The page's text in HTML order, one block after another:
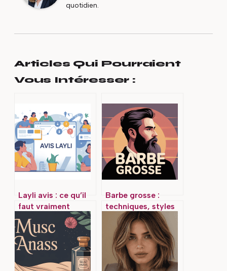
quotidien.
Articles Qui Pourraient
Vous Intéresser :
Layli avis : ce qu’il
faut vraiment
savoir avant de se
lancer
Barbe grosse :
techniques, styles
et soins pour un
résultat impeccable